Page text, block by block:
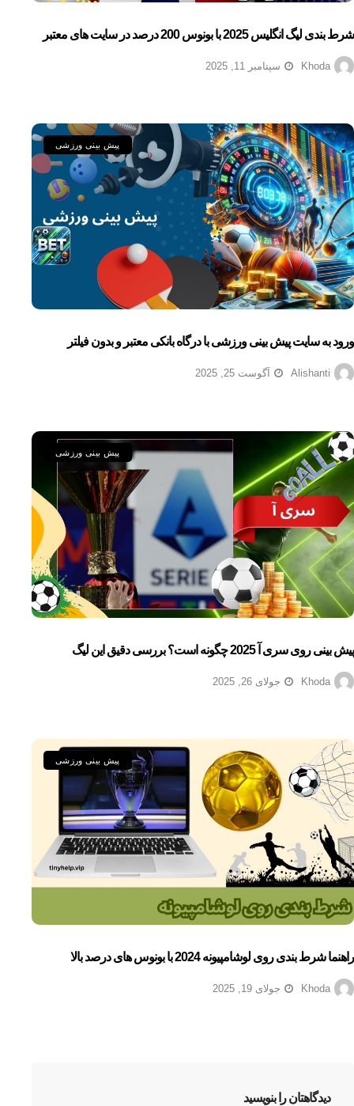
شرط بندی لیگ انگلیس 2025 با بونوس 200 درصد در سایت های معتبر
Khoda سپتامبر 11, 2025
پیش بینی ورزشی
ورود به سایت پیش بینی ورزشی با درگاه بانکی معتبر و بدون فیلتر
Alishanti آگوست 25, 2025
پیش بینی ورزشی
پیش بینی روی سری آ 2025 چگونه است؟ بررسی دقیق این لیگ
Khoda جولای 26, 2025
پیش بینی ورزشی
راهنما شرط بندی روی لوشامپیونه 2024 با بونوس های درصد بالا
Khoda جولای 19, 2025
دیدگاهتان را بنویسید